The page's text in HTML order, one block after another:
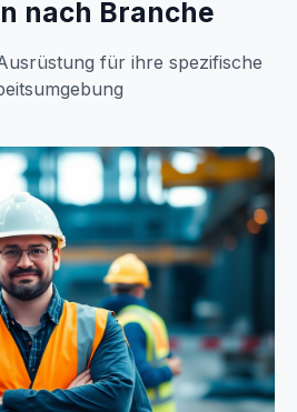
nach Branche
für ihre spezifische